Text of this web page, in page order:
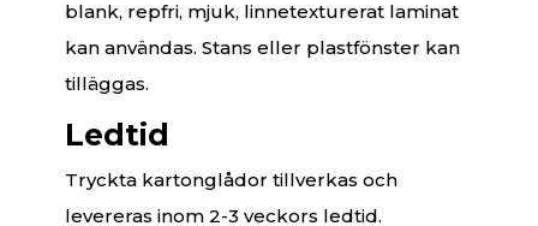
blank, repfri, mjuk, linnetexturerat laminat
kan användas. Stans eller plastfönster kan
tilläggas.
Ledtid
Tryckta kartonglådor tillverkas och
levereras inom 2-3 veckors ledtid.